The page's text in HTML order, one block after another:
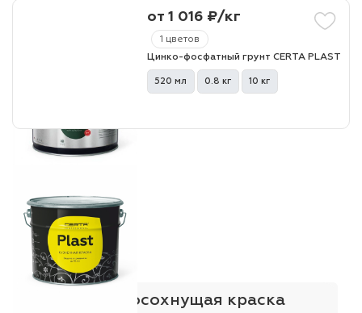
1 цветов
от 1 016 ₽/кг
Цинко-фосфатный грунт CERTA PLAST
520 мл 0.8 кг 10 кг
Быстросохнущая краска